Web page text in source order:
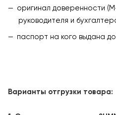
оригинал доверенности
руководителя и
паспорт на кого выдана
Варианты отгрузки товара: